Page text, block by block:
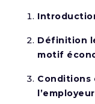
Définition
motif
Conditions
l’employeur